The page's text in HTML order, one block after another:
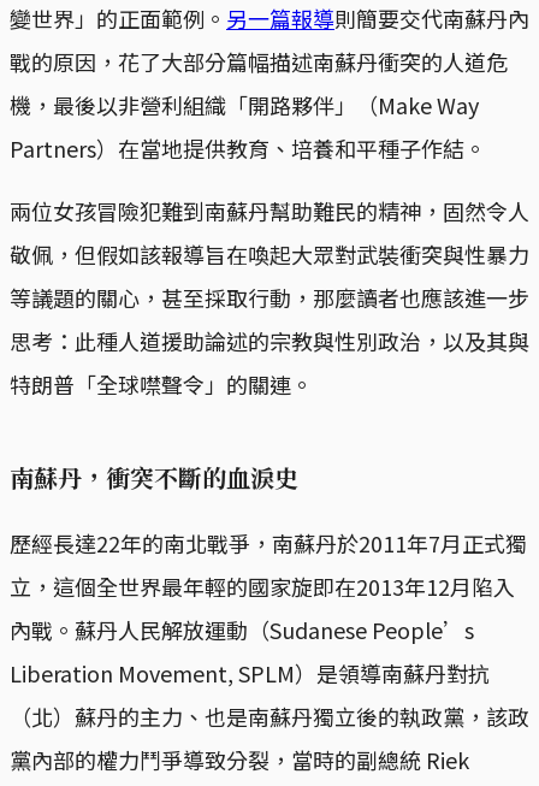
變世界」的正面範例。 另一篇報導則簡要交代南蘇丹內
戰的原因，花了大部分篇幅描述南蘇丹衝突的人道危
機，最後以非營利組織「開路夥伴」（Make Way
Partners）在當地提供教育、培養和平種子作結。
兩位女孩冒險犯難到南蘇丹幫助難民的精神，固然令人
敬佩，但假如該報導旨在喚起大眾對武裝衝突與性暴力
等議題的關心，甚至採取行動，那麼讀者也應該進一步
思考：此種人道援助論述的宗教與性別政治，以及其與
特朗普「全球噤聲令」的關連。
南蘇丹，衝突不斷的血淚史
歷經長達22年的南北戰爭，南蘇丹於2011年7月正式獨
立，這個全世界最年輕的國家旋即在2013年12月陷入
內戰。蘇丹人民解放運動（Sudanese People’s
Liberation Movement, SPLM）是領導南蘇丹對抗
（北）蘇丹的主力、也是南蘇丹獨立後的執政黨，該政
黨內部的權力鬥爭導致分裂，當時的副總統 Riek